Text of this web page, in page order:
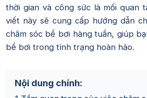
thời gian và công sức là mối quan
viết này sẽ cung cấp hướng dẫn
chăm sóc bể bơi hàng tuần, giúp
bể bơi trong tình trạng hoàn hảo.
Nội dung chính: